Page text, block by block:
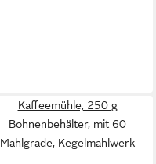
Kaffeemühle, 250 g
Bohnenbehälter, mit 60
Mahlgrade, Kegelmahlwerk